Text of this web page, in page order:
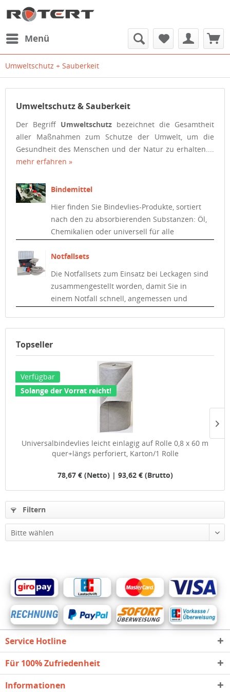
Menü
Umweltschutz + Sauberkeit
Umweltschutz & Sauberkeit
Der Begriff Umweltschutz bezeichnet die Gesamtheit
aller Maßnahmen zum Schutze der Umwelt, um die
Gesundheit des Menschen und der Natur zu erhalten....
mehr erfahren »
Bindemittel
Hier finden Sie Bindevlies-Produkte, sortiert
nach den zu absorbierenden Substanzen: Öl,
Chemikalien oder universell für alle
verschiedene Abmessungen und
Ausführungen lieferbar.
Notfallsets
Die Notfallsets zum Einsatz bei Leckagen sind
zusammengestellt worden, damit Sie in
einem Notfall schnell, angemessen und
Topseller
Verfügbar
Solange der Vorrat reicht!
Universalbindevlies leicht einlagig auf Rolle 0,8 x 60 m
quer+längs perforiert, Karton/1 Rolle
78,67 € (Netto) | 93,62 € (Brutto)
Filtern
Service Hotline
Für 100% Zufriedenheit
Informationen